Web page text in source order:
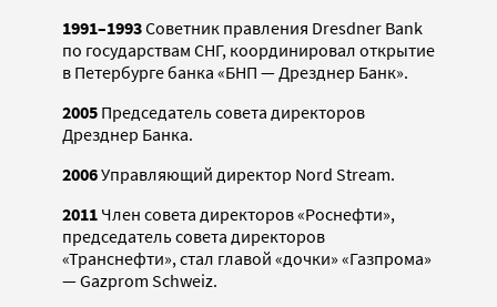
1991–1993Советник правления Dresdner Bank
по государствам СНГ, координировал открытие
в Петербурге банка «БНП — Дрезднер Банк».
2005 Председатель совета директоров
Дрезднер Банка.
2006Управляющий директор Nord Stream.
2011 Член совета директоров «Роснефти»,
председатель совета директоров
«Транснефти», стал главой «дочки» «Газпрома»
— Gazprom Schweiz.